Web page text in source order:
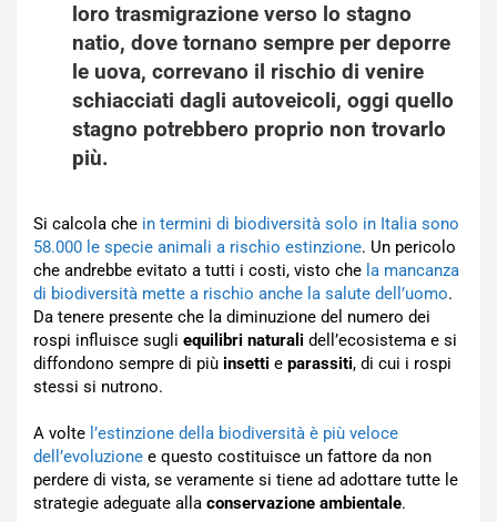
loro trasmigrazione verso lo stagno
natio, dove tornano sempre per deporre
le uova, correvano il rischio di venire
schiacciati dagli autoveicoli, oggi quello
stagno potrebbero proprio non trovarlo
più.
Si calcola che in termini di biodiversità solo in Italia sono
58.000 le specie animali a rischio estinzione. Un pericolo
che andrebbe evitato a tutti i costi, visto che la mancanza
di biodiversità mette a rischio anche la salute dell’uomo.
Da tenere presente che la diminuzione del numero dei
rospi influisce sugli equilibri naturali dell’ecosistema e si
diffondono sempre di più insetti e parassiti, di cui i rospi
stessi si nutrono.
A volte l’estinzione della biodiversità è più veloce
dell’evoluzione e questo costituisce un fattore da non
perdere di vista, se veramente si tiene ad adottare tutte le
strategie adeguate alla conservazione ambientale.